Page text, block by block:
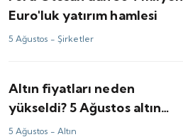
Euro'luk yatırım hamlesi
5 Ağustos - Şirketler
Altın fiyatları neden
yükseldi? 5 Ağustos altın
analizi
5 Ağustos -Altın